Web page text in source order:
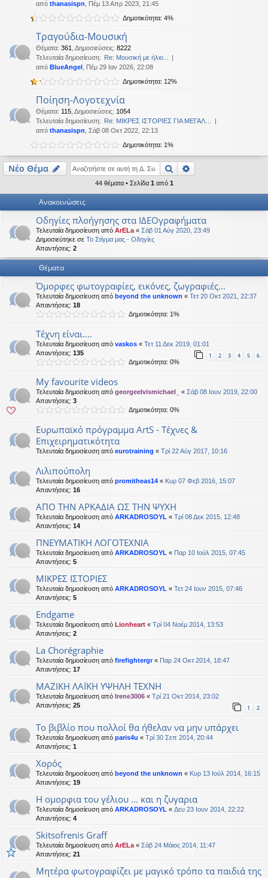
από thanasispn , Πέμ 13 Απρ 2023, 21:45
Δημοτικότητα: 4%
Τραγούδια-Μουσική
Θέματα: 361 Δημοσιεύσεις: 8222
Τελευταία δημοσίευση: Re: Μουσική με ήλιο...
από BlueAngel , Πέμ 29 Ιαν 2026, 22:08
Δημοτικότητα: 12%
Ποίηση-Λογοτεχνία
Θέματα: 115 Δημοσιεύσεις: 1054
Τελευταία δημοσίευση: Re: ΜΙΚΡΕΣ ΙΣΤΟΡΙΕΣ ΓΙΑ ΜΕΓΑΛ…
από thanasispn , Σάβ 08 Οκτ 2022, 22:13
Δημοτικότητα: 1%
Νέο Θέμα Αναζήτηση
44 θέματα • Σελίδα 1 από 1
Ανακοινώσεις
Οδηγίες πλοήγησης στα ΙΔΕΟγραφήματα
Τελευταία δημοσίευση από ArELa « Σάβ 01 Αύγ 2020, 23:49
Δημοσιεύτηκε σε Το Στίγμα μας - Οδηγίες
Απαντήσεις: 2
Θέματα
Όμορφες φωτογραφίες, εικόνες, ζωγραφιές...
Τελευταία δημοσίευση από beyond the unknown « Τετ 20 Οκτ 2021, 22:37
Απαντήσεις: 18
Δημοτικότητα: 1%
Τέχνη είναι....
Τελευταία δημοσίευση από vaskos « Τετ 11 Δεκ 2019, 01:01
Απαντήσεις: 135 1 2 3 4 5 6
Δημοτικότητα: 0%
My favourite videos
Τελευταία δημοσίευση από georgeelvismichael_ « Σάβ 08 Ιουν 2019, 22:00
Απαντήσεις: 3
Δημοτικότητα: 0%
Ευρωπαϊκό πρόγραμμα ArtS - Τέχνες &
Επιχειρηματικότητα
Τελευταία δημοσίευση από eurotraining « Τρί 22 Αύγ 2017, 10:16
Λιλιπούπολη
Τελευταία δημοσίευση από promitheas14 « Κυρ 07 Φεβ 2016, 15:07
Απαντήσεις: 16
ΑΠΟ ΤΗΝ ΑΡΚΑΔΙΑ ΩΣ ΤΗΝ ΨΥΧΗ
Τελευταία δημοσίευση από ARKADROSOYL « Τρί 08 Δεκ 2015, 12:48
Απαντήσεις: 14
ΠΝΕΥΜΑΤΙΚΗ ΛΟΓΟΤΕΧΝΙΑ
Τελευταία δημοσίευση από ARKADROSOYL « Παρ 10 Ιούλ 2015, 07:45
Απαντήσεις: 5
ΜΙΚΡΕΣ ΙΣΤΟΡΙΕΣ
Τελευταία δημοσίευση από ARKADROSOYL « Τετ 24 Ιουν 2015, 07:46
Απαντήσεις: 5
Endgame
Τελευταία δημοσίευση από Lionheart « Τρί 04 Νοέμ 2014, 13:53
Απαντήσεις: 2
La Chorégraphie
Τελευταία δημοσίευση από firefightergr« Παρ 24 Οκτ 2014, 18:47
Απαντήσεις: 17
ΜΑΖΙΚΗ ΛΑΪΚΗ ΥΨΗΛΗ ΤΕΧΝΗ
Τελευταία δημοσίευση από Irene3006 « Τρί 21 Οκτ 2014, 23:02
Απαντήσεις: 25 1 2
Το βιβλίο που πολλοί θα ήθελαν να μην υπάρχει
Τελευταία δημοσίευση από paris4u « Τρί 30 Σεπ 2014, 20:44
Απαντήσεις: 1
Xορός
Τελευταία δημοσίευση από beyond the unknown « Κυρ 13 Ιούλ 2014, 16:15
Απαντήσεις: 19
Η ομορφια του γέλιου ... και η ζυγαρια
Τελευταία δημοσίευση από ARKADROSOYL « Δευ 23 Ιουν 2014, 22:22
Απαντήσεις: 4
Skitsofrenis Graff
Τελευταία δημοσίευση από ArELa « Σάβ 24 Μάιος 2014, 11:47
Απαντήσεις: 21
Μητέρα φωτογραφίζει με μαγικό τρόπο τα παιδιά της